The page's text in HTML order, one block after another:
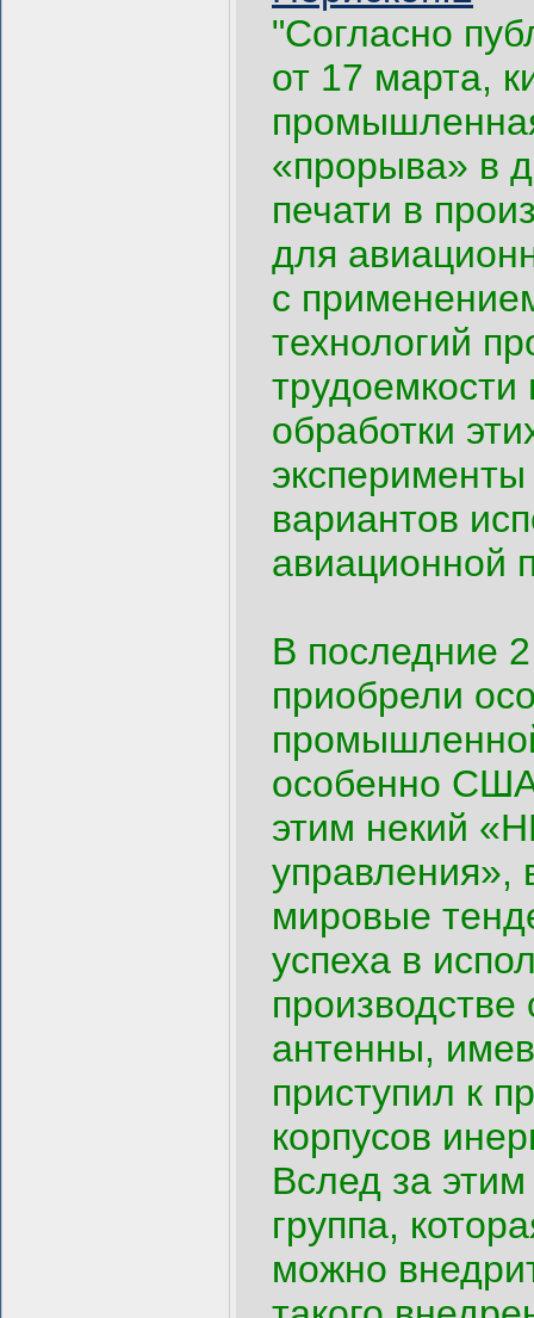
"Согласно
от 17 марта,
«прорыва» в
печати в
для
с
технологий
обработки
вариантов
авиационной
В последние
приобрели
особенно
этим некий
управления»,
мировые
успеха в
антенны,
приступил к
корпусов
Вслед за
группа,
можно